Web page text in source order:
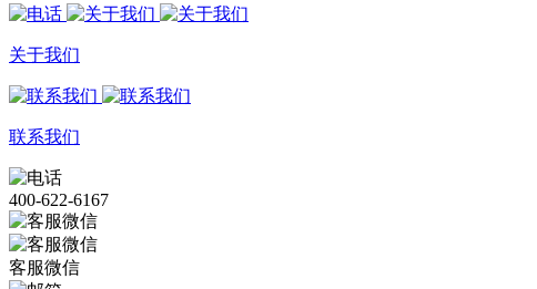
关于我们
联系我们
400-622-6167
客服微信